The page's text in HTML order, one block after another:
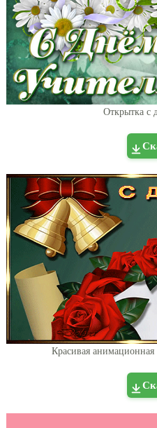
Открытка с
Красивая анимационная